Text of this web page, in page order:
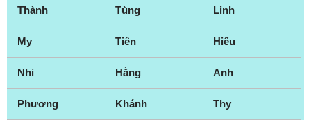
Thành Tùng Linh
My Tiên Hiếu
Nhi Hằng Anh
Phương Khánh Thy